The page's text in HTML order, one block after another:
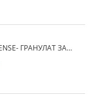
VERTEX THERMOSENSE- ГРАНУЛАТ ЗА МЕКИ ПРОТЕЗИ